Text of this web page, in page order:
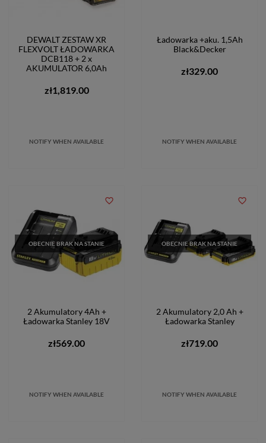
DEWALT ZESTAW XR
FLEXVOLT ŁADOWARKA
DCB118 + 2 x
AKUMULATOR 6,0Ah
zł1,819.00
NOTIFY WHEN AVAILABLE
Ładowarka +aku. 1,5Ah
Black&Decker
zł329.00
NOTIFY WHEN AVAILABLE
OBECNIE BRAK NA STANIE
2 Akumulatory 4Ah +
Ładowarka Stanley 18V
zł569.00
NOTIFY WHEN AVAILABLE
favorite_border
OBECNIE BRAK NA STANIE
2 Akumulatory 2,0 Ah +
Ładowarka Stanley
zł719.00
NOTIFY WHEN AVAILABLE
favorite_border